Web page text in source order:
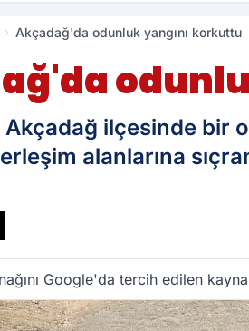
Akçadağ'da odunluk yangını korkuttu
Akçadağ ilçesinde bir
alanlarına
Google'da tercih edilen